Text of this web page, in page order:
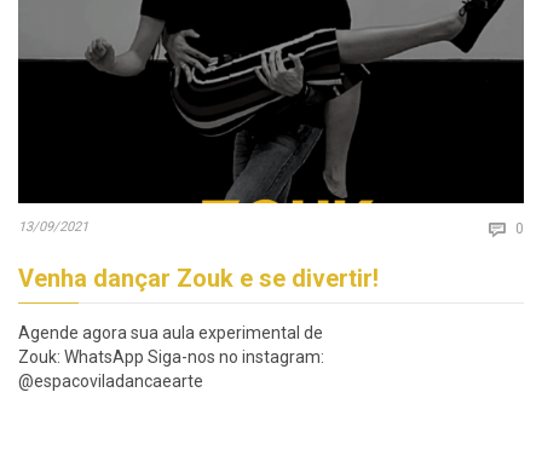
13/09/2021  0
Venha dançar Zouk e se divertir!
Agende agora sua aula experimental de
Zouk: WhatsApp Siga-nos no instagram:
@espacoviladancaearte